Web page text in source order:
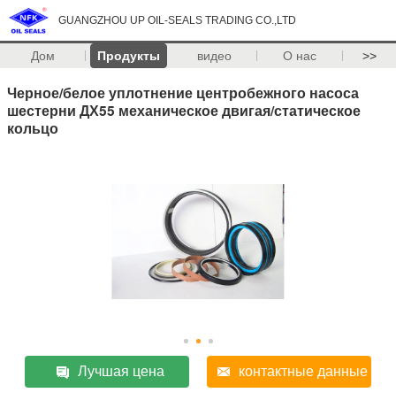
GUANGZHOU UP OIL-SEALS TRADING CO.,LTD
Дом Продукты видео О нас >>
Черное/белое уплотнение центробежного насоса
шестерни ДХ55 механическое двигая/статическое
кольцо
Лучшая цена контактные данные